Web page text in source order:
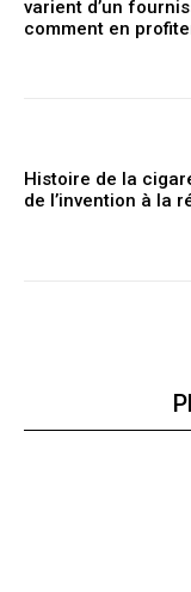
varient d’un
comment en
Histoire de la
de l’invention à la